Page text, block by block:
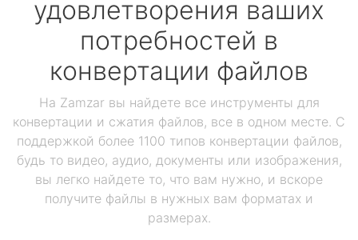
удовлетворения ваших
потребностей в
конвертации файлов
На Zamzar вы найдете все инструменты для
конвертации и сжатия файлов, все в одном месте. С
поддержкой более 1100 типов конвертации файлов,
будь то видео, аудио, документы или изображения,
вы легко найдете то, что вам нужно, и вскоре
получите файлы в нужных вам форматах и
размерах.